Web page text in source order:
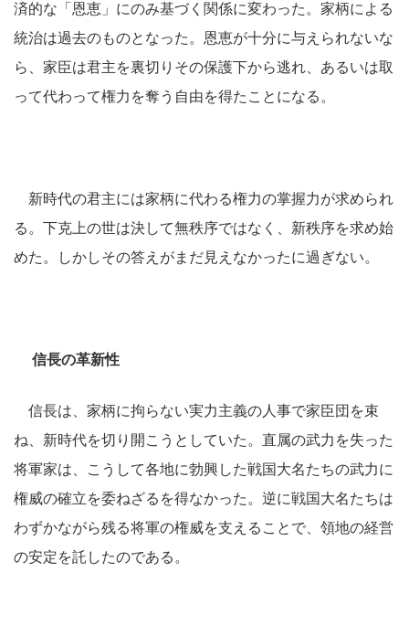
済的な「恩恵」にのみ基づく関係に変わった。家柄による
統治は過去のものとなった。恩恵が十分に与えられないな
ら、家臣は君主を裏切りその保護下から逃れ、あるいは取
って代わって権力を奪う自由を得たことになる。
新時代の君主には家柄に代わる権力の掌握力が求められ
る。下克上の世は決して無秩序ではなく、新秩序を求め始
めた。しかしその答えがまだ見えなかったに過ぎない。
信長の革新性
信長は、家柄に拘らない実力主義の人事で家臣団を束
ね、新時代を切り開こうとしていた。直属の武力を失った
将軍家は、こうして各地に勃興した戦国大名たちの武力に
権威の確立を委ねざるを得なかった。逆に戦国大名たちは
わずかながら残る将軍の権威を支えることで、領地の経営
の安定を託したのである。